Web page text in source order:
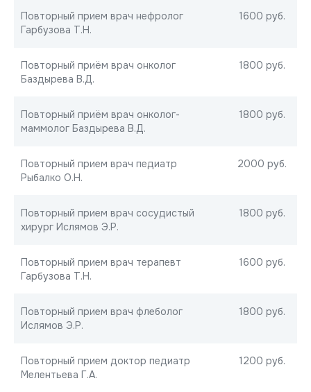
Повторный прием врач нефролог
Гарбузова Т.Н.
1600 руб.
Повторный приём врач онколог
Баздырева В.Д.
1800 руб.
Повторный приём врач онколог-
маммолог Баздырева В.Д.
1800 руб.
Повторный прием врач педиатр
Рыбалко О.Н.
2000 руб.
Повторный прием врач сосудистый
хирург Ислямов Э.Р.
1800 руб.
Повторный прием врач терапевт
Гарбузова Т.Н.
1600 руб.
Повторный прием врач флеболог
Ислямов Э.Р.
1800 руб.
Повторный прием доктор педиатр
Мелентьева Г.А.
1200 руб.